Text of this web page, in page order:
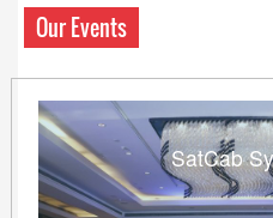
Our Events
SatCab